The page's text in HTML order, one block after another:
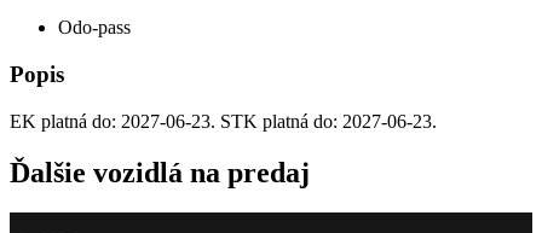
Odo-pass
Popis
EK platná do: 2027-06-23. STK platná do: 2027-06-23.
Ďalšie vozidlá na predaj